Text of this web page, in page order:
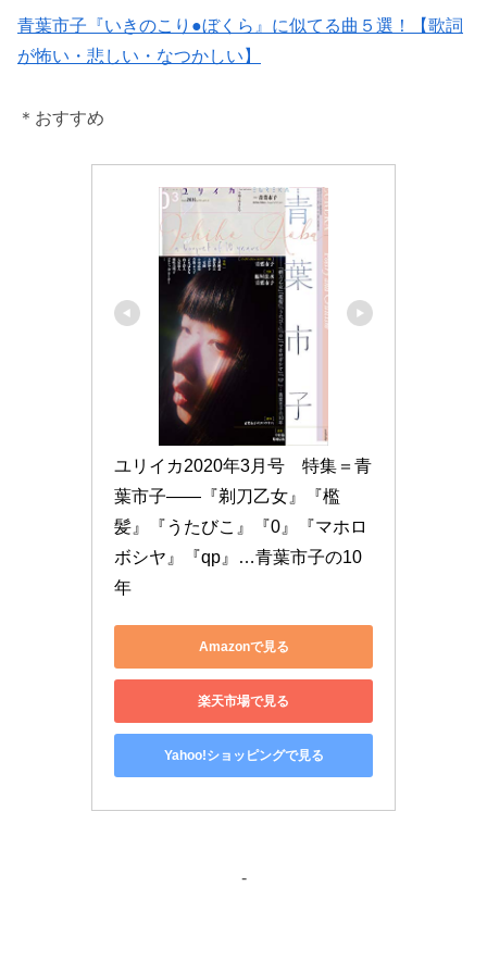
青葉市子『いきのこり●ぼくら』に似てる曲５選！【歌詞
が怖い・悲しい・なつかしい】
＊おすすめ
ユリイカ2020年3月号　特集＝青
葉市子――『剃刀乙女』『檻
髪』『うたびこ』『0』『マホロ
ボシヤ』『qp』…青葉市子の10
年
Amazonで見る
楽天市場で見る
Yahoo!ショッピングで見る
-